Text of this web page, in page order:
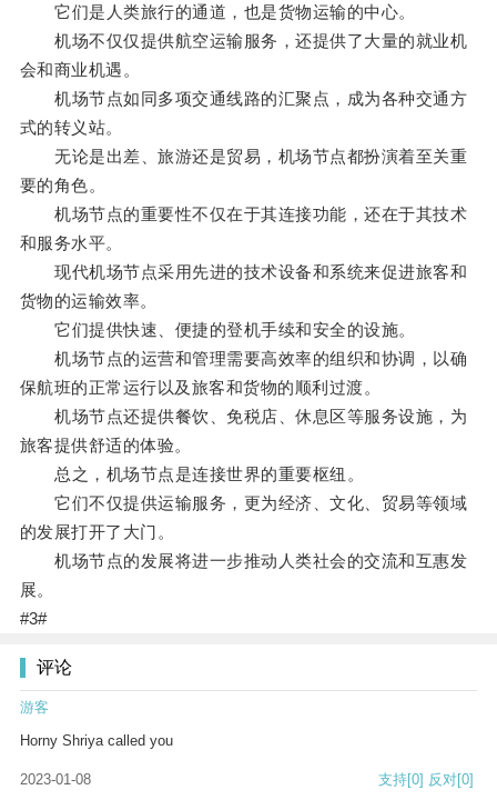
它们是人类旅行的通道，也是货物运输的中心。
机场不仅仅提供航空运输服务，还提供了大量的就业机
会和商业机遇。
机场节点如同多项交通线路的汇聚点，成为各种交通方
式的转义站。
无论是出差、旅游还是贸易，机场节点都扮演着至关重
要的角色。
机场节点的重要性不仅在于其连接功能，还在于其技术
和服务水平。
现代机场节点采用先进的技术设备和系统来促进旅客和
货物的运输效率。
它们提供快速、便捷的登机手续和安全的设施。
机场节点的运营和管理需要高效率的组织和协调，以确
保航班的正常运行以及旅客和货物的顺利过渡。
机场节点还提供餐饮、免税店、休息区等服务设施，为
旅客提供舒适的体验。
总之，机场节点是连接世界的重要枢纽。
它们不仅提供运输服务，更为经济、文化、贸易等领域
的发展打开了大门。
机场节点的发展将进一步推动人类社会的交流和互惠发
展。
#3#
评论
游客
Horny Shriya called you
2023-01-08 支持[0] 反对[0]